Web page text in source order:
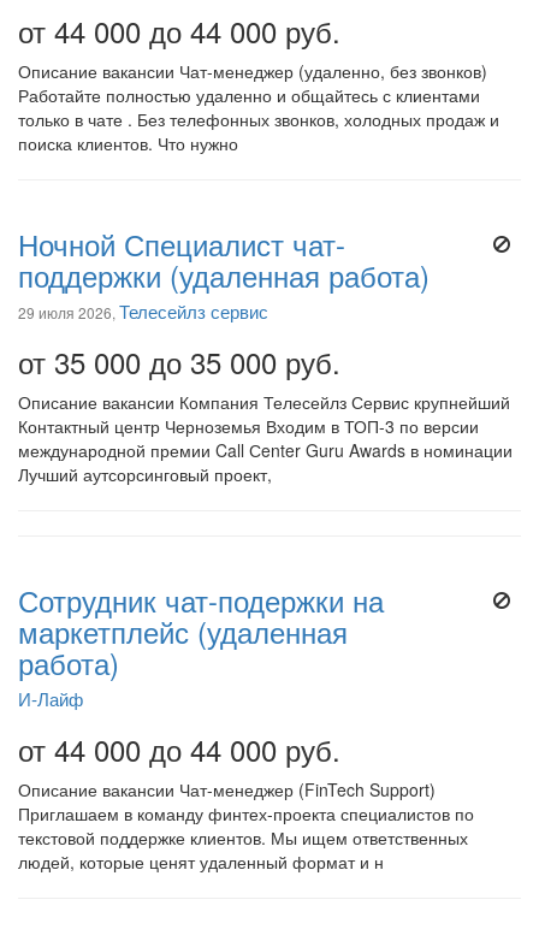
от 44 000 до 44 000 руб.
Описание вакансии Чат-менеджер (удаленно, без звонков)
Работайте полностью удаленно и общайтесь с клиентами
только в чате . Без телефонных звонков, холодных продаж и
поиска клиентов. Что нужно
Ночной Специалист чат-
поддержки (удаленная работа)
29 июля 2026, Телесейлз сервис
от 35 000 до 35 000 руб.
Описание вакансии Компания Телесейлз Сервис крупнейший
Контактный центр Черноземья Входим в ТОП-3 по версии
международной премии Call Сenter Guru Awards в номинации
Лучший аутсорсинговый проект,
Сотрудник чат-подержки на
маркетплейс (удаленная
работа)
И-Лайф
от 44 000 до 44 000 руб.
Описание вакансии Чат-менеджер (FinTech Support)
Приглашаем в команду финтех-проекта специалистов по
текстовой поддержке клиентов. Мы ищем ответственных
людей, которые ценят удаленный формат и н